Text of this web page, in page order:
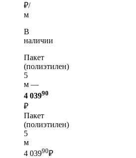
₽/
м
В
наличии
Пакет
(полиэтилен)
5
м —
4 03990
₽
Пакет
(полиэтилен)
5
м
4 03990₽